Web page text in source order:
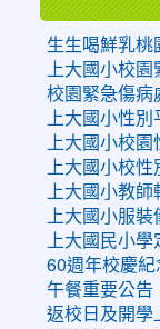
生生喝鮮乳桃
上大國小校
校園緊急傷病
上大國小性
上大國小校
上大國小校
上大國小教
上大國小服
上大國民小
60週年校慶紀
午餐重要公告
返校日及開學